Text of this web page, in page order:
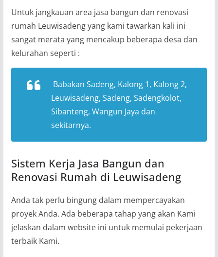
Untuk jangkauan area jasa bangun dan renovasi
rumah Leuwisadeng yang kami tawarkan kali ini
sangat merata yang mencakup beberapa desa dan
kelurahan seperti :
Babakan Sadeng, Kalong 1, Kalong 2,
Leuwisadeng, Sadeng, Sadengkolot,
Sibanteng, Wangun Jaya dan
sekitarnya.
Sistem Kerja Jasa Bangun dan
Renovasi Rumah di Leuwisadeng
Anda tak perlu bingung dalam mempercayakan
proyek Anda. Ada beberapa tahap yang akan Kami
jelaskan dalam website ini untuk memulai pekerjaan
terbaik Kami.